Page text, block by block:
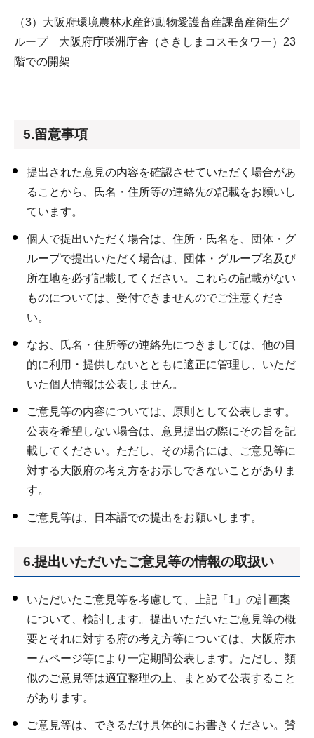
（3）大阪府環境農林水産部動物愛護畜産課畜産衛生グ
ループ 大阪府庁咲洲庁舎（さきしまコスモタワー）23
階での開架
5.留意事項
提出された意見の内容を確認させていただく場合があ
ることから、氏名・住所等の連絡先の記載をお願いし
ています。
個人で提出いただく場合は、住所・氏名を、団体・グ
ループで提出いただく場合は、団体・グループ名及び
所在地を必ず記載してください。これらの記載がない
ものについては、受付できませんのでご注意くださ
い。
なお、氏名・住所等の連絡先につきましては、他の目
的に利用・提供しないとともに適正に管理し、いただ
いた個人情報は公表しません。
ご意見等の内容については、原則として公表します。
公表を希望しない場合は、意見提出の際にその旨を記
載してください。ただし、その場合には、ご意見等に
対する大阪府の考え方をお示しできないことがありま
す。
ご意見等は、日本語での提出をお願いします。
6.提出いただいたご意見等の情報の取扱い
いただいたご意見等を考慮して、上記「1」の計画案
について、検討します。提出いただいたご意見等の概
要とそれに対する府の考え方等については、大阪府ホ
ームページ等により一定期間公表します。ただし、類
似のご意見等は適宜整理の上、まとめて公表すること
があります。
ご意見等は、できるだけ具体的にお書きください。賛